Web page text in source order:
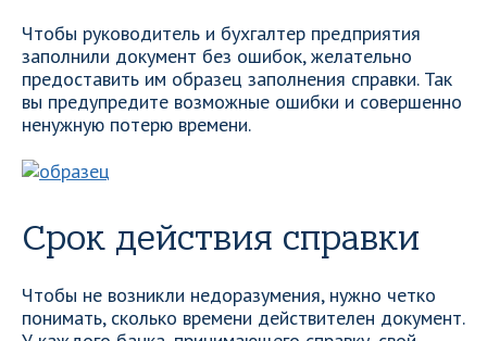
Чтобы руководитель и бухгалтер предприятия
заполнили документ без ошибок, желательно
предоставить им образец заполнения справки. Так
вы предупредите возможные ошибки и совершенно
ненужную потерю времени.
Срок действия справки
Чтобы не возникли недоразумения, нужно четко
понимать, сколько времени действителен документ.